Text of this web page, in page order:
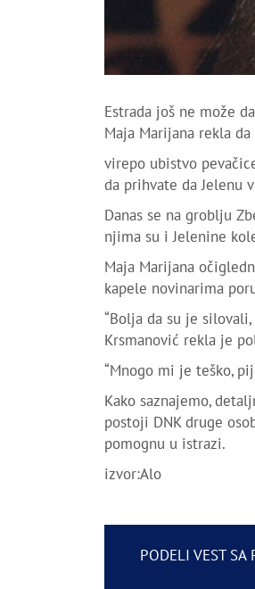
Estrada još ne može
Maja Marijana rekla
virepo ubistvo
da prihvate da Jelenu
Danas se na groblju
njima su i Jelenine
Maja Marijana
kapele novinarima
“Bolja da su je
Krsmanović rekla je
“Mnogo mi je teško,
Kako saznajemo,
postoji DNK druge
pomognu u istrazi.
izvor:Alo
PODELI VEST SA